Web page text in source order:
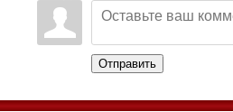
Отправить